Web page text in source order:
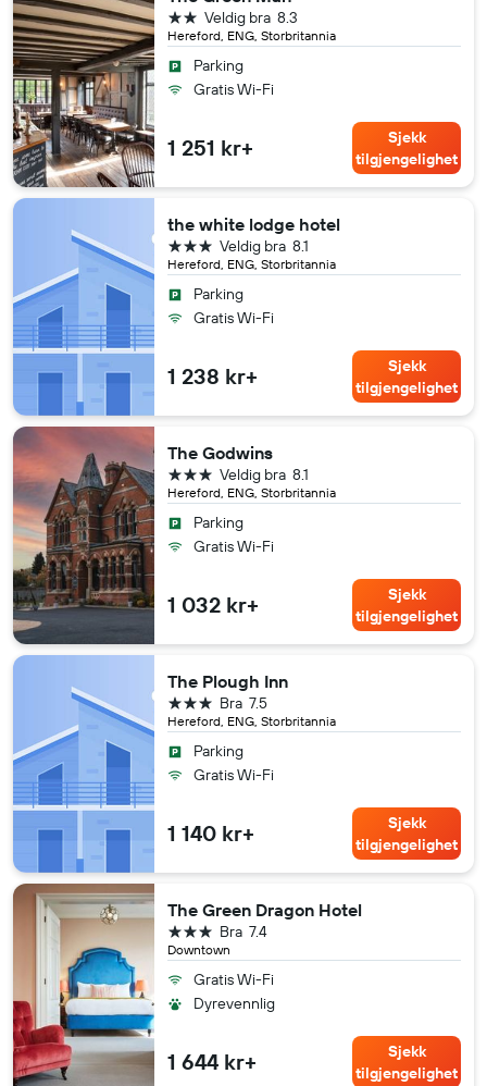
Hereford, ENG, Storbritannia
8.3
Veldig bra
2 stjerner
Parking
Gratis Wi-Fi
1 251 kr+
Sjekk
tilgjengelighet
the white lodge hotel
Hereford, ENG, Storbritannia
8.1
Veldig bra
3 stjerner
Parking
Gratis Wi-Fi
1 238 kr+
Sjekk
tilgjengelighet
The Godwins
Hereford, ENG, Storbritannia
8.1
Veldig bra
3 stjerner
Parking
Gratis Wi-Fi
1 032 kr+
Sjekk
tilgjengelighet
The Plough Inn
Hereford, ENG, Storbritannia
7.5
Bra
3 stjerner
Parking
Gratis Wi-Fi
1 140 kr+
Sjekk
tilgjengelighet
The Green Dragon Hotel
Downtown
7.4
Bra
3 stjerner
Gratis Wi-Fi
Dyrevennlig
1 644 kr+
Sjekk
tilgjengelighet